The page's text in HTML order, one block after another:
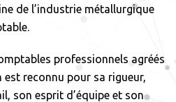
de l’industrie métallurgique
professionnels agréés
est reconnu pour sa rigueur,
son esprit d’équipe et son